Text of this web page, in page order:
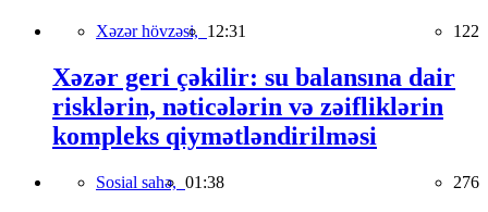
Xəzər hövzəsi, 12:31 122
Xəzər geri çəkilir: su balansına dair
risklərin, nəticələrin və zəifliklərin
kompleks qiymətləndirilməsi
Sosial sahə, 01:38 276